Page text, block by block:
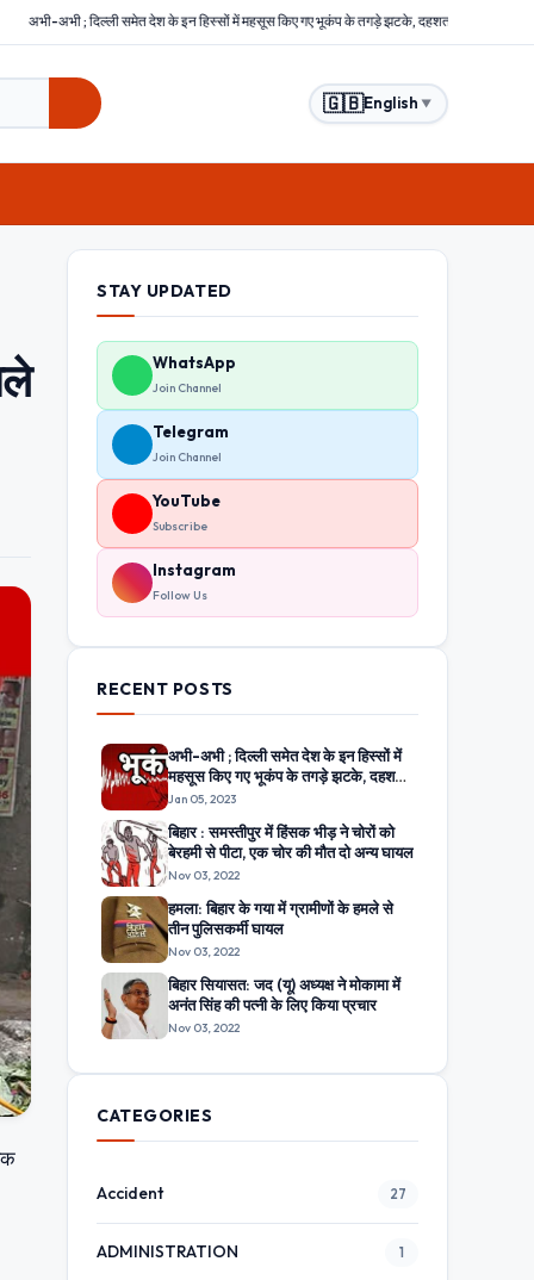
देश के इन हिस्सों में महसूस किए गए भूकंप के तगड़े झटके, दहशत में घरों से बाहर निकले लोग
🇬🇧English ▼
STAY UPDATED
WhatsApp
Join Channel
Telegram
Join Channel
YouTube
Subscribe
Instagram
Follow Us
RECENT POSTS
अभी-अभी ; दिल्ली समेत देश के इन हिस्सों में
महसूस किए गए भूकंप के तगड़े झटके, दहशत
में घरों से बाहर निकले लोग
Jan 05, 2023
बिहार : समस्तीपुर में हिंसक भीड़ ने चोरों को
बेरहमी से पीटा, एक चोर की मौत दो अन्य घायल
Nov 03, 2022
हमला: बिहार के गया में ग्रामीणों के हमले से
तीन पुलिसकर्मी घायल
Nov 03, 2022
बिहार सियासत: जद (यू) अध्यक्ष ने मोकामा में
अनंत सिंह की पत्नी के लिए किया प्रचार
Nov 03, 2022
CATEGORIES
Accident 27
ADMINISTRATION 1